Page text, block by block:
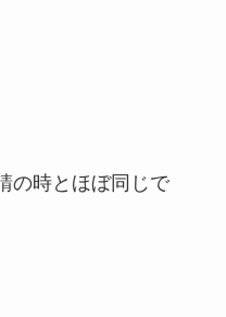
の時とほぼ同じで